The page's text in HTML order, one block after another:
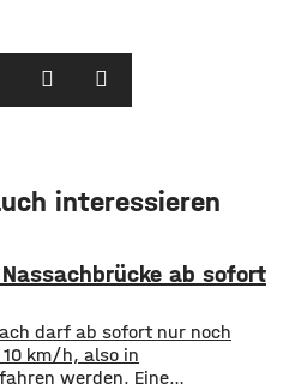
interessieren
ab sofort
darf ab sofort nur noch
km/h, also in
werden. Eine